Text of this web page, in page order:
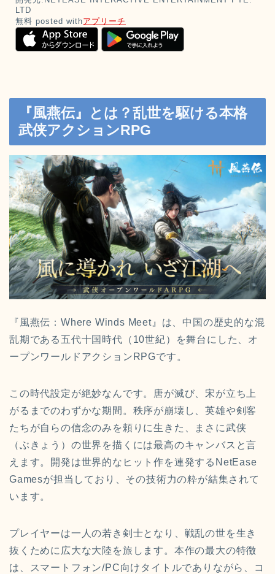
LTD
無料 posted withアプリーチ
『風燕伝』とは？乱世を駆ける本格
武侠アクションRPG
『風燕伝：Where Winds Meet』は、中国の歴史的な混
乱期である五代十国時代（10世紀）を舞台にした、オ
ープンワールドアクションRPGです。
この時代設定が絶妙なんです。唐が滅び、宋が立ち上
がるまでのわずかな期間。秩序が崩壊し、英雄や剣客
たちが自らの信念のみを頼りに生きた、まさに武侠
（ぶきょう）の世界を描くには最高のキャンバスと言
えます。開発は世界的なヒット作を連発するNetEase
Gamesが担当しており、その技術力の粋が結集されて
います。
プレイヤーは一人の若き剣士となり、戦乱の世を生き
抜くために広大な大陸を旅します。本作の最大の特徴
は、スマートフォン/PC向けタイトルでありながら、コ